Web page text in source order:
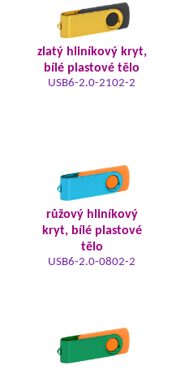
zlatý hliníkový kryt,
bílé plastové tělo
USB6-2.0-2102-2
růžový hliníkový
kryt, bílé plastové
tělo
USB6-2.0-0802-2